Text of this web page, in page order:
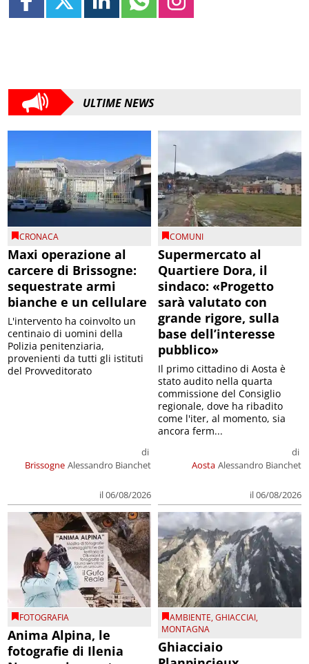
ULTIME NEWS
CRONACA
Maxi operazione al
carcere di Brissogne:
sequestrate armi
bianche e un cellulare
Brissogne
di
Alessandro Bianchet
il 06/08/2026
L'intervento ha coinvolto un
centinaio di uomini della
Polizia penitenziaria,
provenienti da tutti gli istituti
del Provveditorato
COMUNI
Supermercato al
Quartiere Dora, il
sindaco: «Progetto
sarà valutato con
grande rigore, sulla
base dell’interesse
pubblico»
Aosta
di
Alessandro Bianchet
il 06/08/2026
Il primo cittadino di Aosta è
stato audito nella quarta
commissione del Consiglio
regionale, dove ha ribadito
come l'iter, al momento, sia
ancora ferm...
FOTOGRAFIA
Anima Alpina, le
fotografie di Ilenia
AMBIENTE,GHIACCIAI,
MONTAGNA
Ghiacciaio